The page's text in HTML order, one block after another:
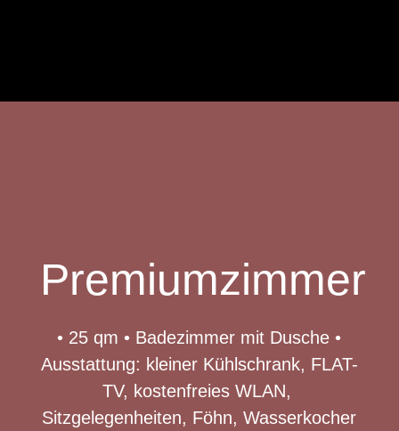
Premiumzimmer
• 25 qm• Badezimmer mit Dusche•
Ausstattung: kleiner Kühlschrank, FLAT-
TV, kostenfreies WLAN,
Sitzgelegenheiten, Föhn, Wasserkocher